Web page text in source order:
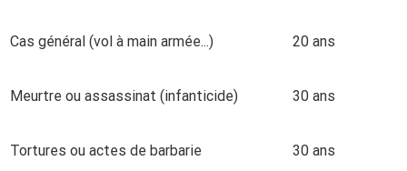
Cas général (vol à main armée...) 20 ans
Meurtre ou assassinat (infanticide) 30 ans
Tortures ou actes de barbarie 30 ans